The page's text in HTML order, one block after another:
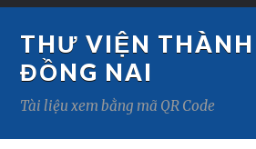
THƯ VIỆN THÀNH
ĐỒNG NAI
Tài liệu xem bằng mã QR Code